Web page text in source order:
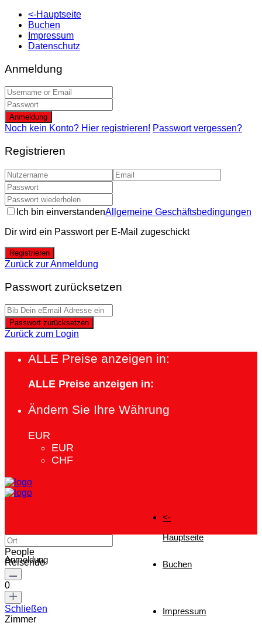
<-Hauptseite
Buchen
Impressum
Datenschutz
Anmeldung
Anmeldung
Noch kein Konto? Hier registrieren! Passwort vergessen?
Registrieren
Ich bin einverstandenAllgemeine Geschäftsbedingungen
Dir wird ein Passwort per E-Mail zugeschickt
Registrieren
Zurück zur Anmeldung
Passwort zurücksetzen
Passwort zurücksetzen
Zurück zum Login
ALLE Preise anzeigen in:
ALLE Preise anzeigen in:
Ändern Sie Ihre Währung
EUR
EUR
CHF
<-
Hauptseite
Buchen
Impressum
Anmeldung
People
Reisende
0
Schließen
Zimmer